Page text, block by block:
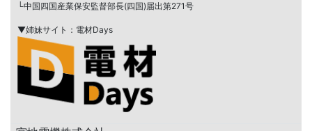
└中国四国産業保安監督部長(四国)届出第271号
▼姉妹サイト：電材Days